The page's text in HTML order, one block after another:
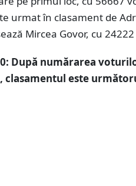
urmat în clasament de
Mircea Govor, cu
După numărarea
clasamentul este